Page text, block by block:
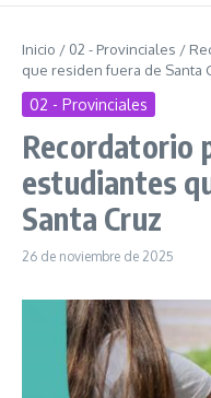
Inicio / 02 - Provinciales /
que residen fuera de Santa
02 - Provinciales
Recordatorio
estudiantes
Santa Cruz
26 de noviembre de 2025